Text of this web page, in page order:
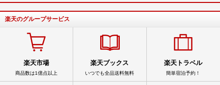
楽天のグループサービス
楽天市場
商品数は1億点以上
楽天ブックス
いつでも全品送料無料
楽天トラベル
簡単宿泊予約！